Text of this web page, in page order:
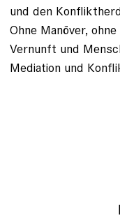
und den
Ohne Manöver,
Vernunft und
Mediation und